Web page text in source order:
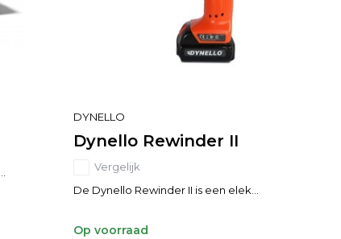
DYNELLO
Dynello Rewinder II
Vergelijk
De Dynello Rewinder II is een elek...
Op voorraad